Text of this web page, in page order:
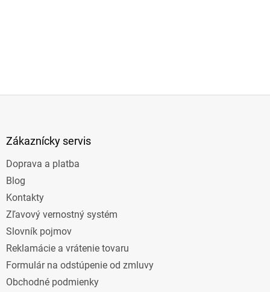
Zákaznícky servis
Doprava a platba
Blog
Kontakty
Zľavový vernostný systém
Slovník pojmov
Reklamácie a vrátenie tovaru
Formulár na odstúpenie od zmluvy
Obchodné podmienky